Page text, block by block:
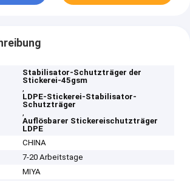
Stabilisator-Schutzträger der
Stickerei-45gsm
,
LDPE-Stickerei-Stabilisator-
Schutzträger
,
Auflösbarer Stickereischutzträger
LDPE
CHINA
7-20 Arbeitstage
MIYA